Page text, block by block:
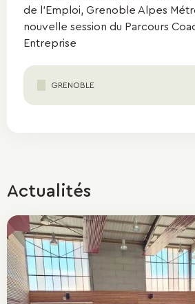
de l’Emploi, Grenoble Alpes
nouvelle session du Parcours
Entreprise
GRENOBLE
Actualités